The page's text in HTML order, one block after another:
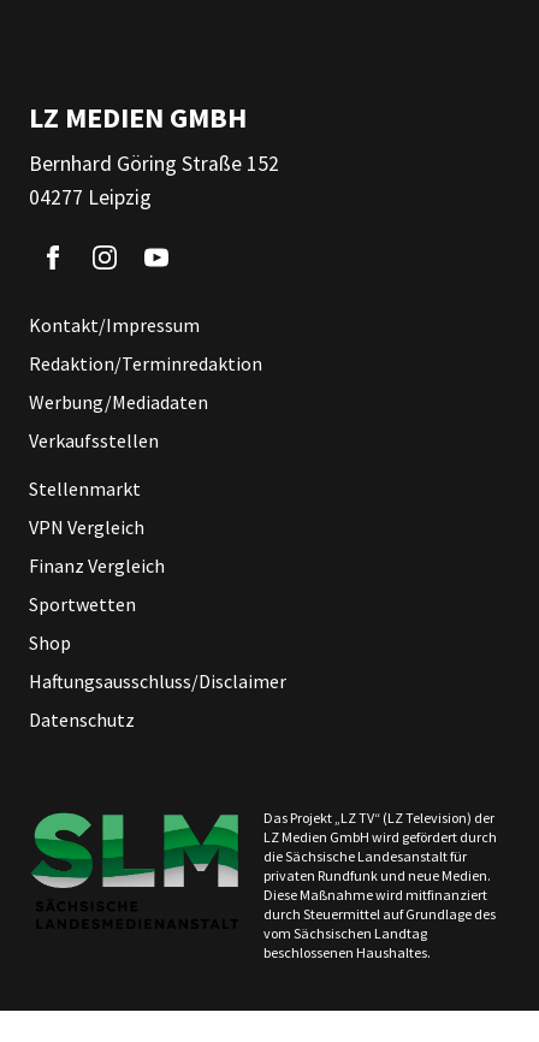
LZ MEDIEN GMBH
Bernhard Göring Straße 152
04277 Leipzig
Kontakt/Impressum
Redaktion/Terminredaktion
Werbung/Mediadaten
Verkaufsstellen
Stellenmarkt
VPN Vergleich
Finanz Vergleich
Sportwetten
Shop
Haftungsausschluss/Disclaimer
Datenschutz
Das Projekt „LZ TV“ (LZ Television) der
LZ Medien GmbH wird gefördert durch
die Sächsische Landesanstalt für
privaten Rundfunk und neue Medien.
Diese Maßnahme wird mitfinanziert
durch Steuermittel auf Grundlage des
vom Sächsischen Landtag
beschlossenen Haushaltes.